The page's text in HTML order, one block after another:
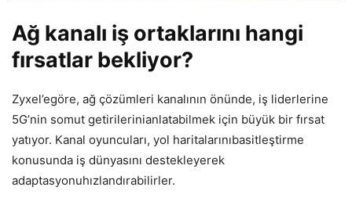
Ağ kanalı iş ortaklarını hangi
fırsatlar bekliyor?
Zyxel’egöre, ağ çözümleri kanalının önünde, iş liderlerine
5G’nin somut getirilerinianlatabilmek için büyük bir fırsat
yatıyor. Kanal oyuncuları, yol haritalarınıbasitleştirme
konusunda iş dünyasını destekleyerek
adaptasyonuhızlandırabilirler.